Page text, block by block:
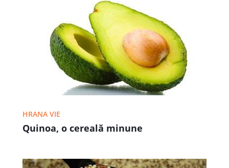
HRANA VIE
Quinoa, o cereală minune